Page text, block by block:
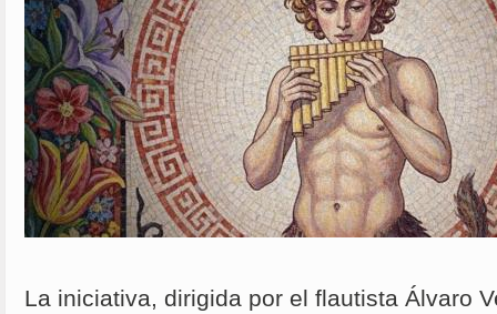
La iniciativa, dirigida por el flautista Álvaro